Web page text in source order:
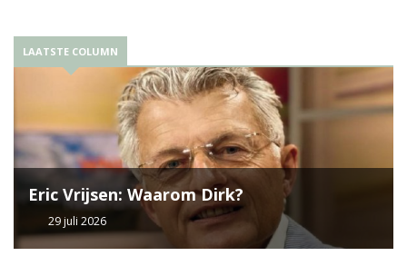
LAATSTE COLUMN
Eric Vrijsen: Waarom Dirk?
29 juli 2026